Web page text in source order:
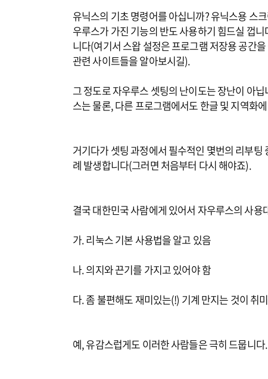
유닉스의 기초 명령어를 아십니까? 유닉스용 스
우루스가 가진 기능의 반도 사용하기 힘드실 껍
니다(여기서 스왑 설정은 프로그램 저장용 공간
관련 사이트들을 알아보시길).
그 정도로 자우루스 셋팅의 난이도는 장난이 아
스는 물론, 다른 프로그램에서도 한글 및 지역화
거기다가 셋팅 과정에서 필수적인 몇번의 리부
례 발생합니다(그러면 처음부터 다시 해야죠).
결국 대한민국 사람에게 있어서 자우루스의 사
가. 리눅스 기본 사용법을 알고 있음
나. 의지와 끈기를 가지고 있어야 함
다. 좀 불편해도 재미있는(!) 기계 만지는 것이 취
예, 유감스럽게도 이러한 사람들은 극히 드뭅니다